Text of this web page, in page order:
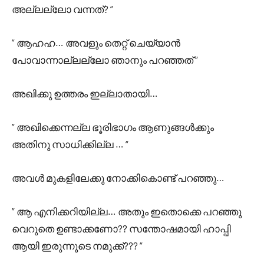
അല്ലല്ലോ വന്നത്? “
” ആഹഹ… അവളും തെറ്റ് ചെയ്യാൻ
പോവാന്നാല്ലല്ലോ ഞാനും പറഞ്ഞത് “
അഖിക്കു ഉത്തരം ഇല്ലാതായി…
” അഖിക്കെന്നല്ല ഭൂരിഭാഗം ആണുങ്ങൾക്കും
അതിനു സാധിക്കില്ല … “
അവൾ മുകളിലേക്കു നോക്കികൊണ്ട്‌ പറഞ്ഞു…
” ആ എനിക്കറിയില്ല… അതും ഇതൊക്കെ പറഞ്ഞു
വെറുതെ ഉണ്ടാക്കണോ?? സന്തോഷമായി ഹാപ്പി
ആയി ഇരുന്നൂടെ നമുക്ക്??? “